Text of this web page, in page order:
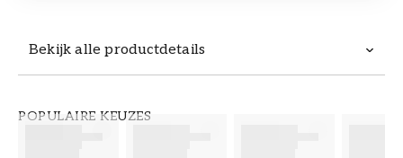
Bekijk alle productdetails
POPULAIRE KEUZES